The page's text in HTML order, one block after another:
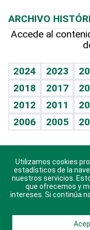
Hablando con el
Vida y familia
Eñe
Celebrando la vida
Sin complejos
En pocas palabras
Escuchando al
Economía Personal
Línea de hit
TBT Deportivo
Hecho en casa
Guía del dinero
Cumpleaños
Horóscopos
Crucigramas
ARCHIVO
Accede al
2024 2023
2018
2017
2012
2011
2006
2005
Descarga
Utilizamos cookies
estadísticos de la
nuestros servicios.
que ofrecemos y
intereses. Si continúa